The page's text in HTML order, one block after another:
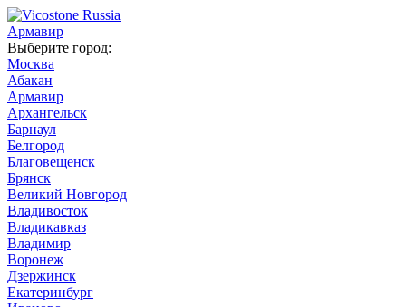
Армавир
Выберите город:
Москва
Абакан
Армавир
Архангельск
Барнаул
Белгород
Благовещенск
Брянск
Великий Новгород
Владивосток
Владикавказ
Владимир
Воронеж
Дзержинск
Екатеринбург